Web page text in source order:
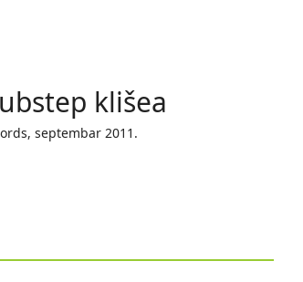
klišea
septembar 2011.